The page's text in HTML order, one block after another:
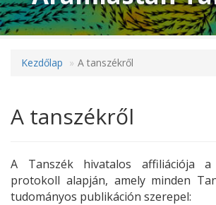
Kezdőlap A tanszékről
A tanszékről
A Tanszék hivatalos affiliációja a
protokoll alapján, amely minden
tudományos publikáción szerepel: